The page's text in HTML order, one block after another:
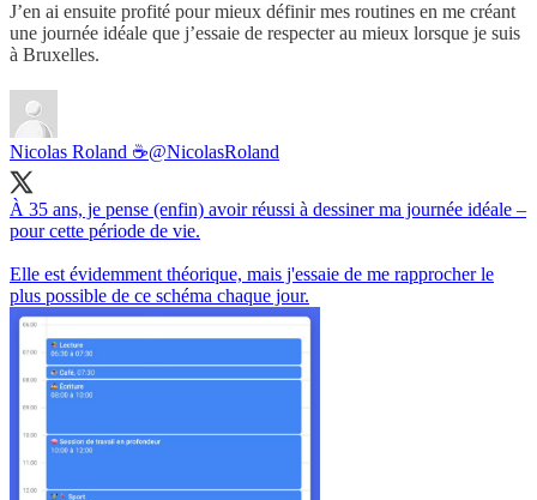
J’en ai ensuite profité pour mieux définir mes routines en me créant
une journée idéale que j’essaie de respecter au mieux lorsque je suis
à Bruxelles.
Nicolas Roland ☕️@NicolasRoland
À 35 ans, je pense (enfin) avoir réussi à dessiner ma journée idéale –
pour cette période de vie.
Elle est évidemment théorique, mais j'essaie de me rapprocher le
plus possible de ce schéma chaque jour.